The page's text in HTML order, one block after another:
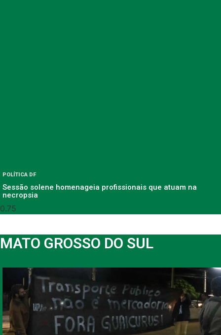
POLÍTICA DF
Sessão solene homenageia profissionais que atuam na
necropsia
MATO GROSSO DO SUL